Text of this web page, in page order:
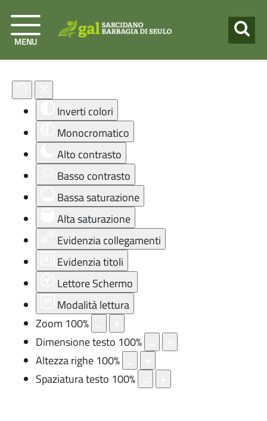
Inverti colori
Monocromatico
Alto contrasto
Basso contrasto
Bassa saturazione
Alta saturazione
Evidenzia collegamenti
Evidenzia titoli
Lettore Schermo
Modalità lettura
Zoom 100%
Dimensione testo 100%
Altezza righe 100%
Spaziatura testo 100%
MENU